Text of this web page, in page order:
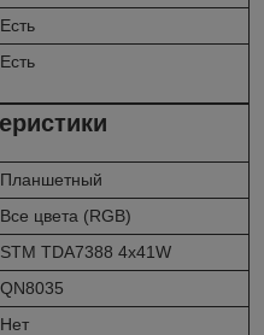
Есть
Есть
Планшетный
Все цвета (RGB)
STM TDA7388 4x41W
QN8035
Нет